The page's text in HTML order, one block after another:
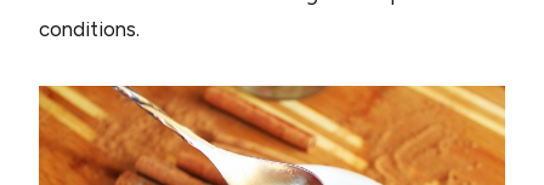
conditions.